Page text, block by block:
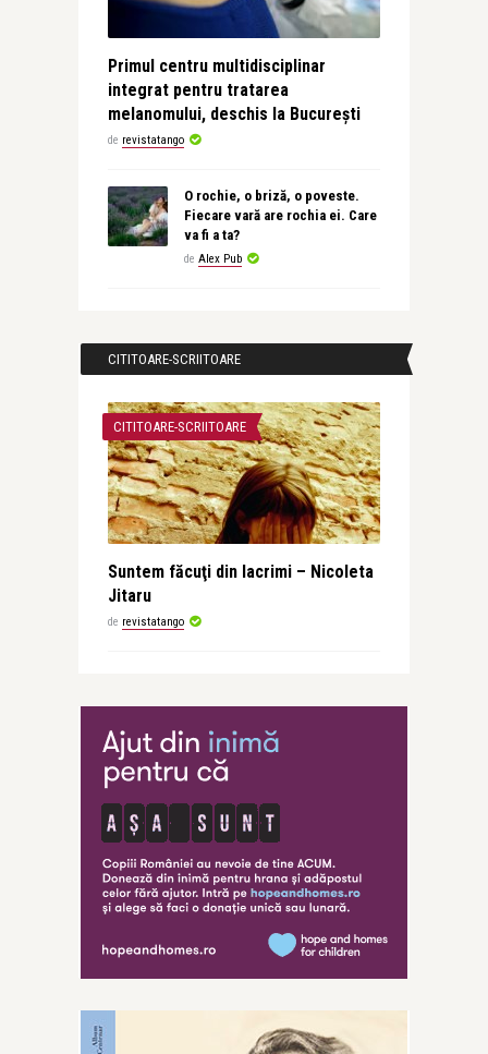
Primul centru multidisciplinar
integrat pentru tratarea
melanomului, deschis la București
de revistatango
O rochie, o briză, o poveste.
Fiecare vară are rochia ei. Care
va fi a ta?
de Alex Pub
CITITOARE-SCRIITOARE
CITITOARE-SCRIITOARE
Suntem făcuţi din lacrimi – Nicoleta
Jitaru
de revistatango